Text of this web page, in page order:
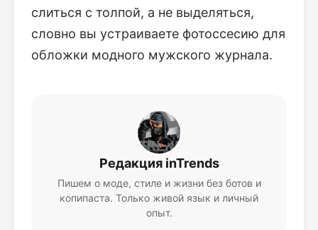
слиться с толпой, а не выделяться,
словно вы устраиваете фотоссесию для
обложки модного мужского журнала.
Редакция inTrends
Пишем о моде, стиле и жизни без ботов и
копипаста. Только живой язык и личный
опыт.